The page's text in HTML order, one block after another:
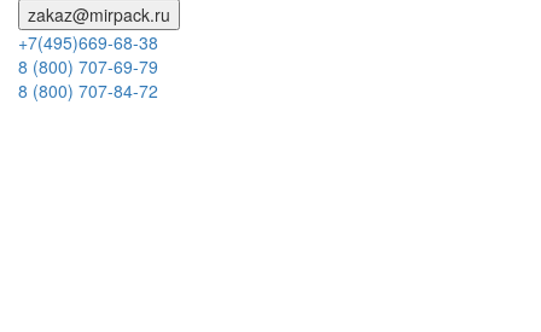
zakaz@mirpack.ru
+7(495)669-68-38
8 (800) 707-69-79
8 (800) 707-84-72